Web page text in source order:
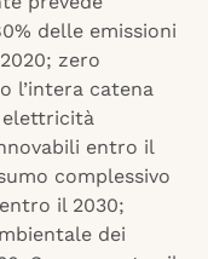
delle emissioni
zero
l’intera catena
elettricità
entro il
complessivo
il 2030;
dei